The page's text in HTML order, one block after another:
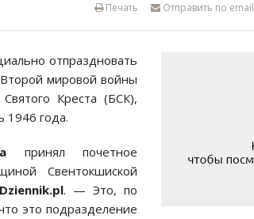
Отправить по email
Печать
отпраздновать
мировой войны
Креста (БСК),
1946 года.
принял почетное
Свентокшиской
Dziennik.pl. — Это, по
это подразделение